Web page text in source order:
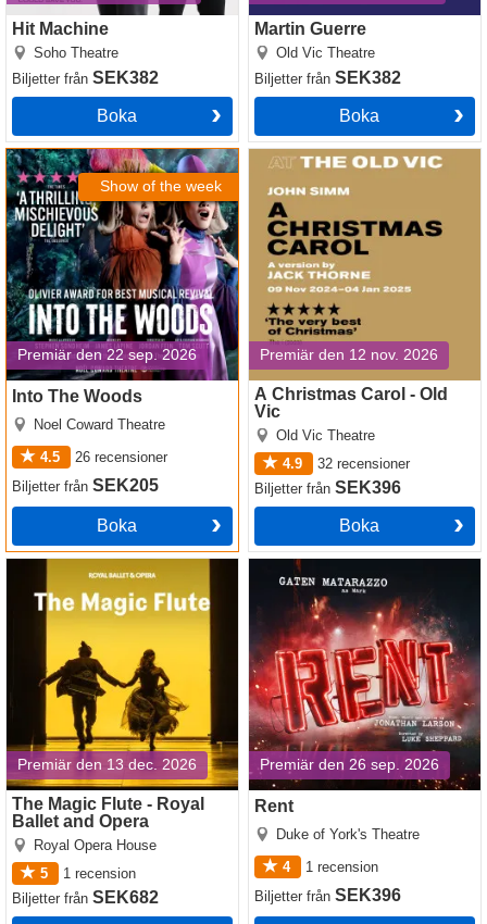
Hit Machine
Soho Theatre
Biljetter från SEK382
Boka
Martin Guerre
Old Vic Theatre
BiljetterfrånSEK382
Boka
Show of the week
Premiär den 22 sep. 2026
Into The Woods
Noel Coward Theatre
4.5
26 recensioner
Biljetter från SEK205
Boka
Into The Woods
Premiär den 12 nov. 2026
A Christmas Carol - Old
Vic
Old Vic Theatre
4.9
32 recensioner
BiljetterfrånSEK396
Boka
A Christmas Carol - Old Vic
Premiär den 13 dec. 2026
The Magic Flute - Royal
Ballet and Opera
Royal Opera House
5
1 recension
Biljetter från SEK682
Ballet and Opera
Premiär den 26 sep. 2026
Rent
Duke of York's Theatre
4
1 recension
BiljetterfrånSEK396